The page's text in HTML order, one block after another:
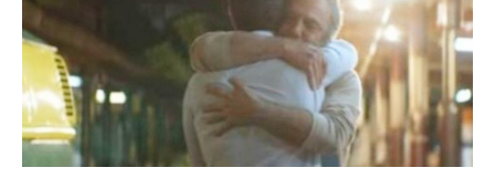
21χρονης.